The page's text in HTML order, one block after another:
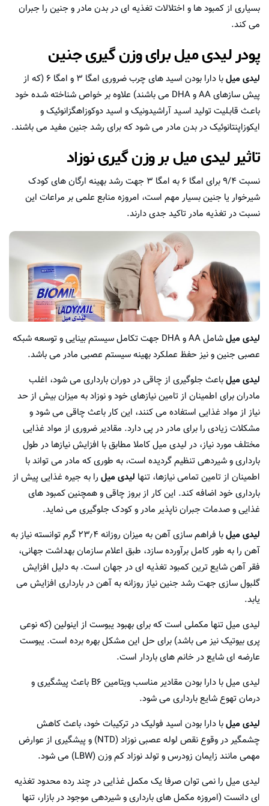
بسیاری از کمبود ها و اختلالات تغذیه ای در بدن مادر و جنین را جبران
می کند.
پودر لیدی میل برای وزن گیری جنین
لیدی میل
با دارا بودن اسید های چرب ضروری امگا ۳ و امگا ۶ (که از
پیش سازهای AA و DHA می باشند) علاوه بر خواص شناخته شـده خود
باعـث قابـلیت تولید اسـید آراشیدونیک و اسید دوکوزاهگزانوئیک و
ایکوزاپنتانوئیک در بدن مادر می شود که برای رشد جنین مفید می باشند.
تاثیر لیدی میل بر وزن گیری نوزاد
نسبت ۹/۴ برای امگا ۶ به امگا ۳ جهت رشد بهینه ارگان های کودک
شیرخوار یا جنین بسیار مهم است، امروزه منابع علمی بر مراعات این
نسبت در تغذیه مادر تاکید جدی دارند.
لیدی میل
شامل AA و DHA جهت تکامل سیستم بینایی و توسعه شبکه
عصبی جنین و نیز حفظ عملکرد بهینه سیستم عصبی مادر می باشد.
لیدی میلباعث جلوگیری از چاقی در دوران بارداری می شود، اغلب
مادران برای اطمینان از تامین نیازهای خود و نوزاد به میزان بیش از حد
نیاز از مواد غذایی استفاده می کنند، این کار باعث چاقی می شود و
مشکلات زیادی را برای مادر در پی دارد. مقادیر ضروری از مواد غذایی
مختلف مورد نیاز، در لیدی میل کاملا مطابق با افزایش نیازها در طول
بارداری و شیردهی تنظیم گردیده است، به طوری که مادر می تواند با
اطمینان از تامین تمامی نیازها، تنها لیدی میل را به جیره غذایی پیش از
بارداری خود اضافه کند. این کار از بروز چاقی و همچنین کمبود های
غذایی و صدمات جبران ناپذیر مادر و کودک جلوگیری می نماید.
لیدی میل
با فراهم سازی آهن به میزان روزانه ۲۳٫۴ گرم توانسته نیاز به
آهن را به طور کامل برآورده سازد، طبق اعلام سازمان بهداشت جهانی،
فقر آهن شایع ترین کمبود تغذیه ای در جهان است. به دلیل افزایش
گلبول سازی جهت رشد جنین نیاز روزانه به آهن در بارداری افزایش می
یابد.
لیدی میل تنها مکملی است که برای بهبود یبوست از اینولین (که نوعی
پری بیوتیک نیز می باشد) برای حل این مشکل بهره برده است. یبوست
عارضه ای شایع در خانم های باردار است.
لیدی میل با دارا بودن مقادیر مناسب ویتامین B6 باعث پیشگیری و
درمان تهوع شایع بارداری می شود.
لیدی میلبا دارا بودن اسید فولیک در ترکیبات خود، باعث کاهش
چشمگیر در وقوع نقص لوله عصبی نوزاد (NTD) و پیشگیری از عوارض
مهمی مانند زایمان زودرس و تولد نوزاد کم وزن (LBW) می شود.
لیدی میل را نمی توان صرفا یک مکمل غذایی در چند رده محدود تغذیه
ای دانست (امروزه مکمل های بارداری و شیردهی موجود در بازار، تنها